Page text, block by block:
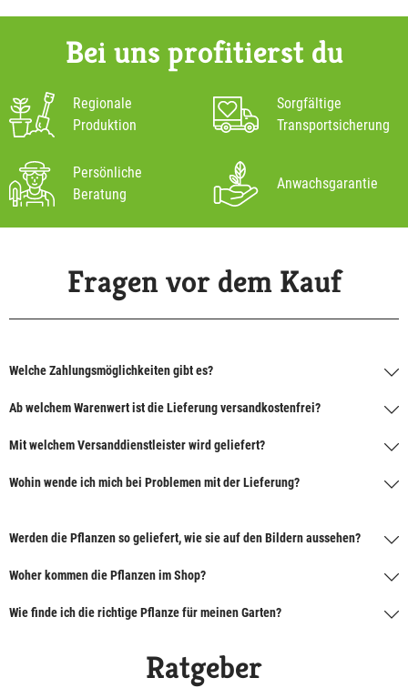
Bei uns profitierst du
Regionale
Produktion
Sorgfältige
Transportsicherung
Persönliche
Beratung
Anwachsgarantie
Fragen vor dem Kauf
Welche Zahlungsmöglichkeiten gibt es?
Ab welchem Warenwert ist die Lieferung versandkostenfrei?
Mit welchem Versanddienstleister wird geliefert?
Wohin wende ich mich bei Problemen mit der Lieferung?
Werden die Pflanzen so geliefert, wie sie auf den Bildern aussehen?
Woher kommen die Pflanzen im Shop?
Wie finde ich die richtige Pflanze für meinen Garten?
Ratgeber